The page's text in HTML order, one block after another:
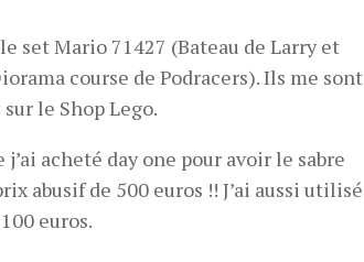
set Mario 71427 (Bateau de Larry et
course de Podracers). Ils me sont
le Shop Lego.
j’ai acheté day one pour avoir le sabre
abusif de 500 euros !! J’ai aussi utilisé
euros.